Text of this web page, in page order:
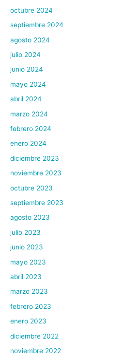
octubre 2024
septiembre 2024
agosto 2024
julio 2024
junio 2024
mayo 2024
abril 2024
marzo 2024
febrero 2024
enero 2024
diciembre 2023
noviembre 2023
octubre 2023
septiembre 2023
agosto 2023
julio 2023
junio 2023
mayo 2023
abril 2023
marzo 2023
febrero 2023
enero 2023
diciembre 2022
noviembre 2022